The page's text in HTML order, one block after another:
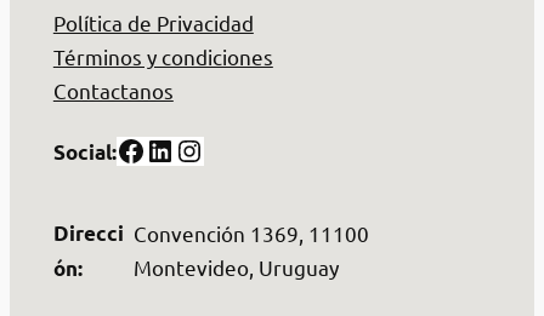
Política de Privacidad
Términos y condiciones
Contactanos
Social:Facebook LinkedIn Instagram
Direcci
ón:
Convención 1369, 11100
Montevideo, Uruguay